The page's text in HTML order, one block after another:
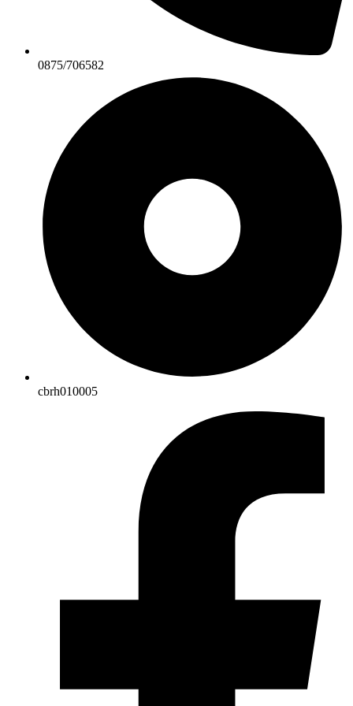
0875/706582
cbrh010005